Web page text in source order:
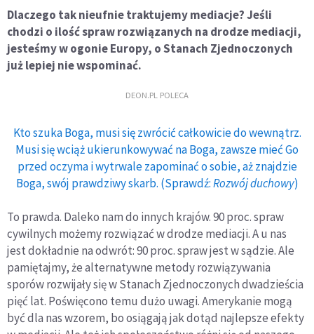
Dlaczego tak nieufnie traktujemy mediacje? Jeśli
chodzi o ilość spraw rozwiązanych na drodze mediacji,
jesteśmy w ogonie Europy, o Stanach Zjednoczonych
już lepiej nie wspominać.
DEON.PL POLECA
Kto szuka Boga, musi się zwrócić całkowicie do wewnątrz.
Musi się wciąż ukierunkowywać na Boga, zawsze mieć Go
przed oczyma i wytrwale zapominać o sobie, aż znajdzie
Boga, swój prawdziwy skarb. (Sprawdź:Rozwój duchowy)
To prawda. Daleko nam do innych krajów. 90 proc. spraw
cywilnych możemy rozwiązać w drodze mediacji. A u nas
jest dokładnie na odwrót: 90 proc. spraw jest w sądzie. Ale
pamiętajmy, że alternatywne metody rozwiązywania
sporów rozwijały się w Stanach Zjednoczonych dwadzieścia
pięć lat. Poświęcono temu dużo uwagi. Amerykanie mogą
być dla nas wzorem, bo osiągają jak dotąd najlepsze efekty